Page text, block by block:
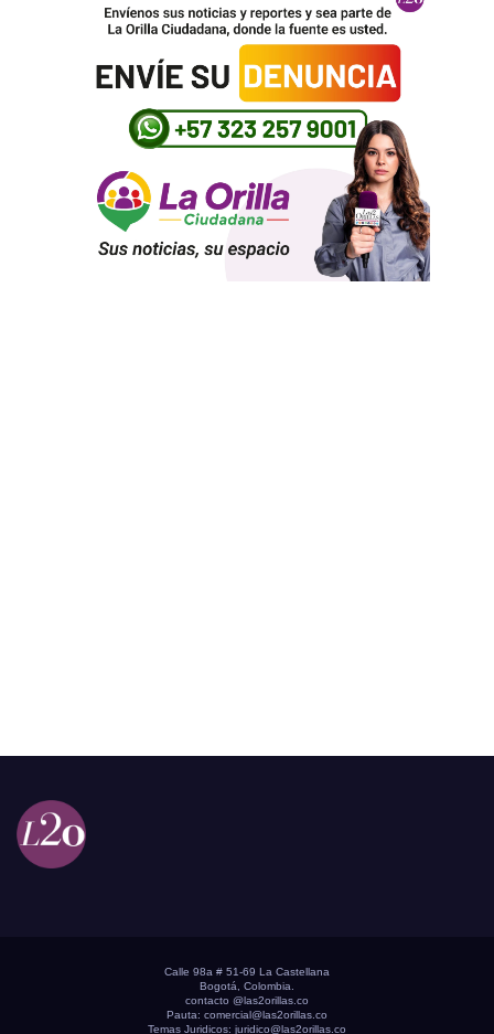
Calle 98a # 51-69 La Castellana
Bogotá, Colombia.
contacto @las2orillas.co
Pauta: comercial@las2orillas.co
Temas Juridicos: juridico@las2orillas.co